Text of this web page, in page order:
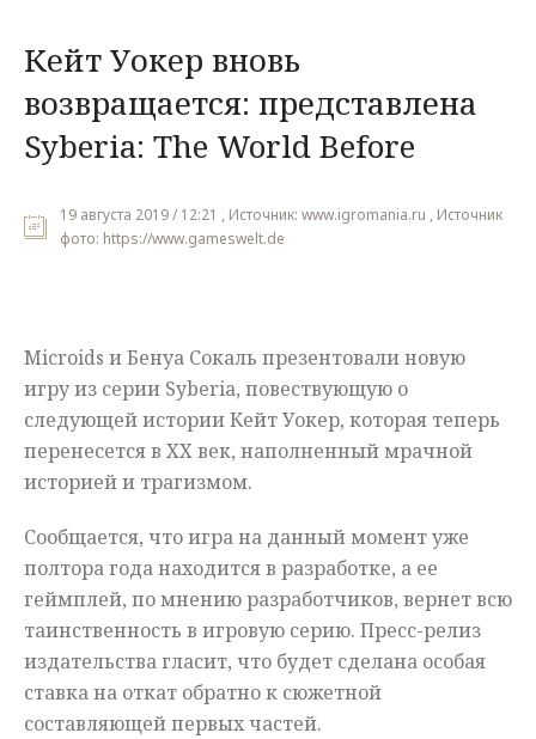
Наука
Культура
Общество
Мнения
Кейт Уокер вновь
возвращается: представлена
Syberia: The World Before
19 августа 2019 / 12:21 , Источник: www.igromania.ru , Источник
фото: https://www.gameswelt.de
Microids и Бенуа Сокаль презентовали новую
игру из серии Syberia, повествующую о
следующей истории Кейт Уокер, которая теперь
перенесется в XX век, наполненный мрачной
историей и трагизмом.
Сообщается, что игра на данный момент уже
полтора года находится в разработке, а ее
геймплей, по мнению разработчиков, вернет всю
таинственность в игровую серию. Пресс-релиз
издательства гласит, что будет сделана особая
ставка на откат обратно к сюжетной
составляющей первых частей.